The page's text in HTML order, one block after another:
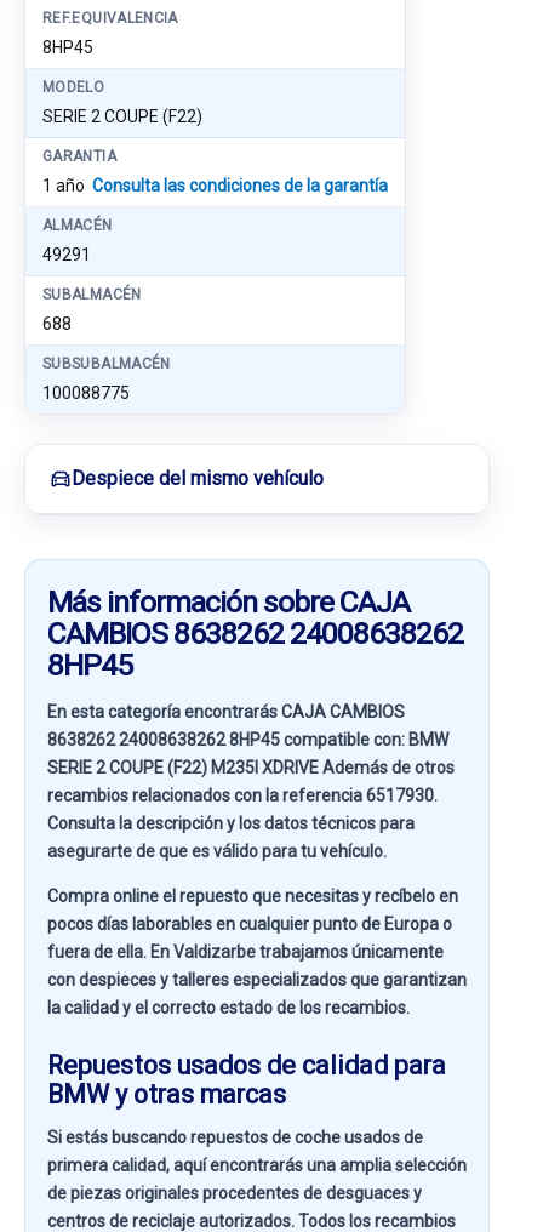
REF.EQUIVALENCIA
8HP45
MODELO
SERIE 2 COUPE (F22)
GARANTIA
1 año Consulta las condiciones de la garantía
ALMACÉN
49291
SUBALMACÉN
688
SUBSUBALMACÉN
100088775
Despiece del mismo vehículo
Más información sobre CAJA
CAMBIOS 8638262 24008638262
8HP45
En esta categoría encontrarás CAJA CAMBIOS
8638262 24008638262 8HP45 compatible con: BMW
SERIE 2 COUPE (F22) M235I XDRIVEAdemás de otros
recambios relacionados con la referencia6517930.
Consulta la descripción y los datos técnicos para
asegurarte de que es válido para tu vehículo.
Compra online el repuesto que necesitas y recíbelo en
pocos días laborables en cualquier punto de Europa o
fuera de ella. EnValdizarbetrabajamos únicamente
con despieces y talleres especializados que garantizan
la calidad y el correcto estado de los recambios.
Repuestos usados de calidad para
BMW y otras marcas
Si estás buscandorepuestos de coche usados de
primera calidad, aquí encontrarás una amplia selección
de piezas originales procedentes de desguaces y
centros de reciclaje autorizados. Todos los recambios